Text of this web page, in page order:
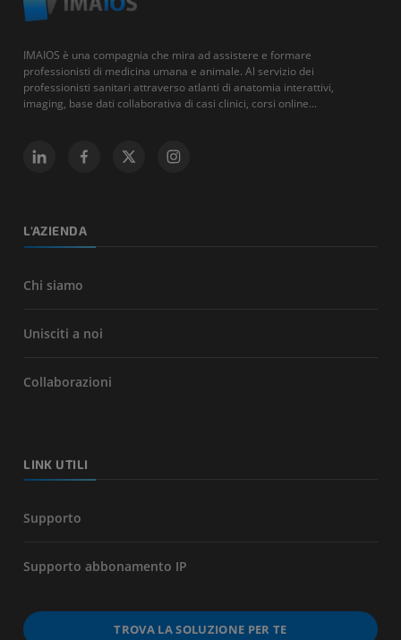
IMAIOS è una compagnia che mira ad assistere e formare
professionisti di medicina umana e animale. Al servizio dei
professionisti sanitari attraverso atlanti di anatomia interattivi,
imaging, base dati collaborativa di casi clinici, corsi online...
L'AZIENDA
Chi siamo
Unisciti a noi
Collaborazioni
LINK UTILI
Supporto
Supporto abbonamento IP
TROVA LA SOLUZIONE PER TE